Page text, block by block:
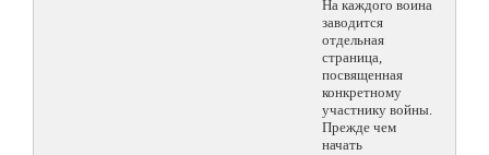
На каждого воина
заводится
отдельная
страница,
посвященная
конкретному
участнику войны.
Прежде чем
начать